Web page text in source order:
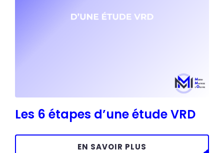
Les 6 étapes d’une étude VRD
EN SAVOIR PLUS